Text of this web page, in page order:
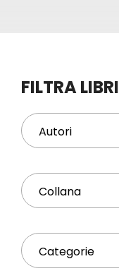
FILTRA LIBRI